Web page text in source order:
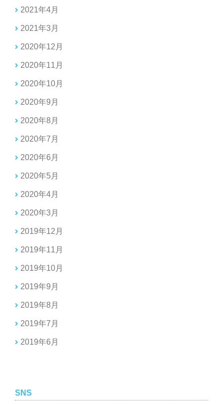
2021年4月
2021年3月
2020年12月
2020年11月
2020年10月
2020年9月
2020年8月
2020年7月
2020年6月
2020年5月
2020年4月
2020年3月
2019年12月
2019年11月
2019年10月
2019年9月
2019年8月
2019年7月
2019年6月
SNS